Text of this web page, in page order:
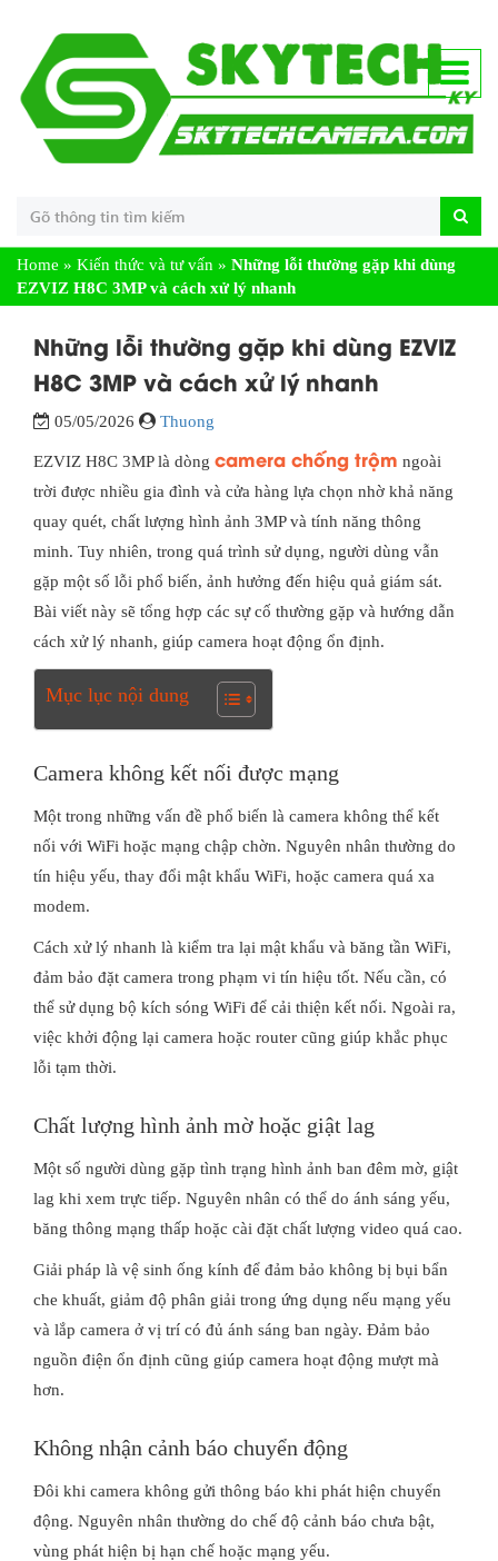
Home » Kiến thức và tư vấn » Những lỗi thường gặp khi dùng
EZVIZ H8C 3MP và cách xử lý nhanh
Những lỗi thường gặp khi dùng EZVIZ
H8C 3MP và cách xử lý nhanh
05/05/2026 Thuong
EZVIZ H8C 3MP là dòng camera chống trộm ngoài
trời được nhiều gia đình và cửa hàng lựa chọn nhờ khả năng
quay quét, chất lượng hình ảnh 3MP và tính năng thông
minh. Tuy nhiên, trong quá trình sử dụng, người dùng vẫn
gặp một số lỗi phổ biến, ảnh hưởng đến hiệu quả giám sát.
Bài viết này sẽ tổng hợp các sự cố thường gặp và hướng dẫn
cách xử lý nhanh, giúp camera hoạt động ổn định.
Mục lục nội dung
Camera không kết nối được mạng
Một trong những vấn đề phổ biến là camera không thể kết
nối với WiFi hoặc mạng chập chờn. Nguyên nhân thường do
tín hiệu yếu, thay đổi mật khẩu WiFi, hoặc camera quá xa
modem.
Cách xử lý nhanh là kiểm tra lại mật khẩu và băng tần WiFi,
đảm bảo đặt camera trong phạm vi tín hiệu tốt. Nếu cần, có
thể sử dụng bộ kích sóng WiFi để cải thiện kết nối. Ngoài ra,
việc khởi động lại camera hoặc router cũng giúp khắc phục
lỗi tạm thời.
Chất lượng hình ảnh mờ hoặc giật lag
Một số người dùng gặp tình trạng hình ảnh ban đêm mờ, giật
lag khi xem trực tiếp. Nguyên nhân có thể do ánh sáng yếu,
băng thông mạng thấp hoặc cài đặt chất lượng video quá cao.
Giải pháp là vệ sinh ống kính để đảm bảo không bị bụi bẩn
che khuất, giảm độ phân giải trong ứng dụng nếu mạng yếu
và lắp camera ở vị trí có đủ ánh sáng ban ngày. Đảm bảo
nguồn điện ổn định cũng giúp camera hoạt động mượt mà
hơn.
Không nhận cảnh báo chuyển động
Đôi khi camera không gửi thông báo khi phát hiện chuyển
động. Nguyên nhân thường do chế độ cảnh báo chưa bật,
vùng phát hiện bị hạn chế hoặc mạng yếu.